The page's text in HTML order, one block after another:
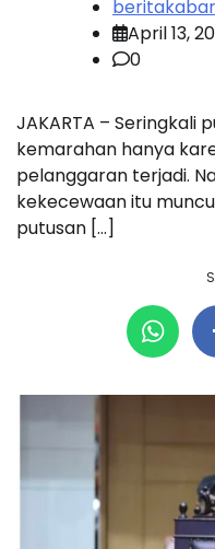
April 13,
0
JAKARTA – Seringkali
kemarahan hanya
pelanggaran terjadi.
kekecewaan itu
putusan […]